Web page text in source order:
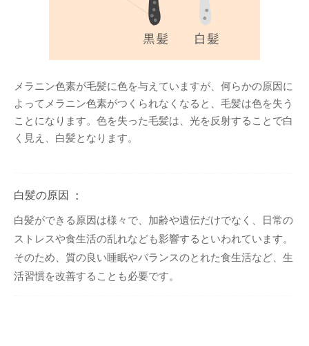
メラニン色素が毛髪に色を与えていますが、何らかの原因に
よってメラニン色素がつくられなくなると、毛髪は色を失う
ことになります。色を失った毛髪は、光を反射することで白
く見え、白髪となります。
白髪の原因
白髪ができる原因は様々で、加齢や遺伝だけでなく、日常の
ストレスや食生活の乱れなども影響するといわれています。
そのため、質の良い睡眠やバランスのとれた食生活など、生
活習慣を改善することも必要です。